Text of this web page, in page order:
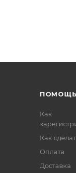
ПОМОЩЬ
Как
Как
Оплата
Доставка